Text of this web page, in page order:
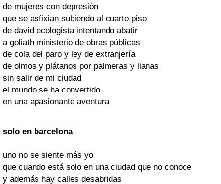
de mujeres con depresión
que se asfixian subiendo al cuarto piso
de david ecologista intentando abatir
a goliath ministerio de obras públicas
de cola del paro y ley de extranjería
de olmos y plátanos por palmeras y lianas
sin salir de mi ciudad
el mundo se ha convertido
en una apasionante aventura
solo en barcelona
uno no se siente más yo
que cuando está solo en una ciudad que no conoce
y además hay calles desabridas